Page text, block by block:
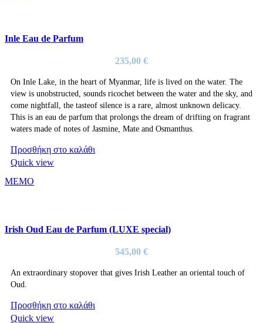
Inle Eau de Parfum
235,00 €
On Inle Lake, in the heart of Myanmar, life is lived on the water. The
view is unobstructed, sounds ricochet between the water and the sky, and
come nightfall, the tasteof silence is a rare, almost unknown delicacy.
This is an eau de parfum that prolongs the dream of drifting on fragrant
waters made of notes of Jasmine, Mate and Osmanthus.
Προσθήκη στο καλάθι
Quick view
MEMO
Irish Oud Eau de Parfum (LUXE special)
545,00 €
An extraordinary stopover that gives Irish Leather an oriental touch of
Oud.
Προσθήκη στο καλάθι
Quick view